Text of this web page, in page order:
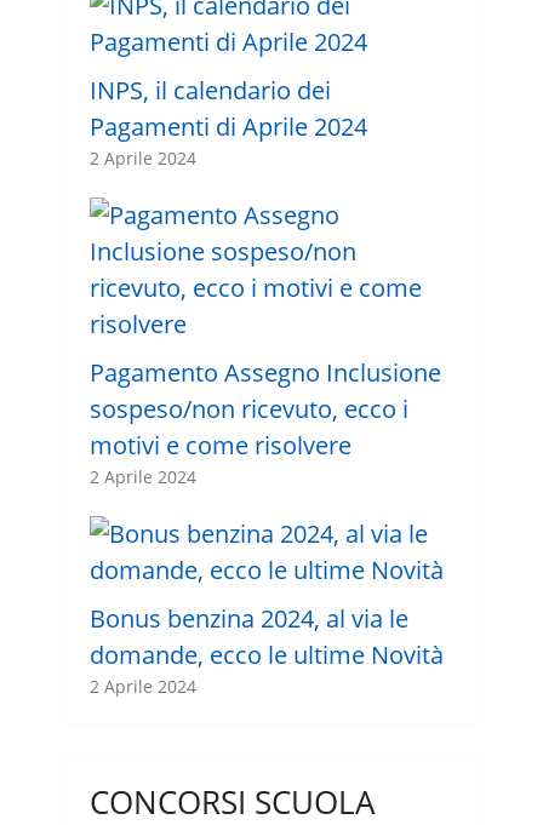
INPS, il calendario dei
Pagamenti di Aprile 2024
2 Aprile 2024
Pagamento Assegno Inclusione
sospeso/non ricevuto, ecco i
motivi e come risolvere
2 Aprile 2024
Bonus benzina 2024, al via le
domande, ecco le ultime Novità
2 Aprile 2024
CONCORSI SCUOLA